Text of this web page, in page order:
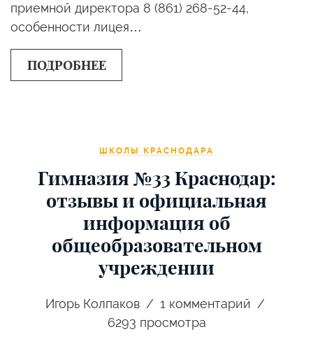
приемной директора 8 (861) 268-52-44,
особенности лицея…
ПОДРОБНЕЕ
ШКОЛЫ КРАСНОДАРА
Гимназия №33 Краснодар:
отзывы и официальная
информация об
общеобразовательном
учреждении
Игорь Колпаков 1 комментарий
6293 просмотра